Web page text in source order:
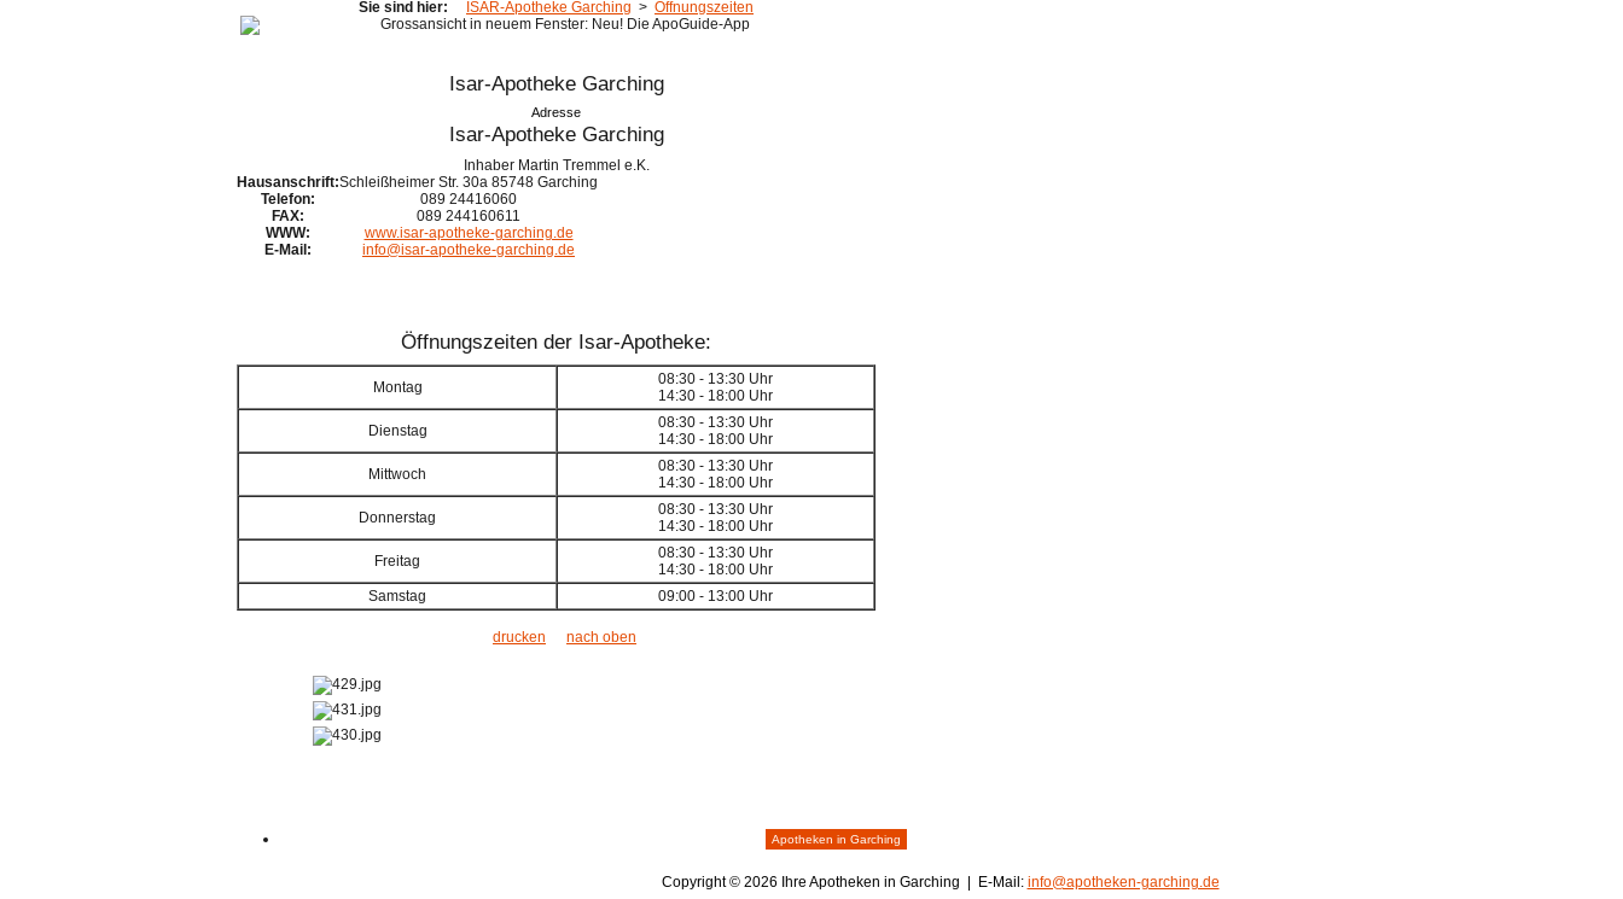
Sie sind hier: ISAR-Apotheke Garching > Öffnungszeiten
Isar-Apotheke Garching
Adresse
Isar-Apotheke Garching
Inhaber Martin Tremmel e.K.
Hausanschrift:Schleißheimer Str. 30a 85748 Garching
Telefon:
089 24416060
FAX:
089 244160611
WWW:
www.isar-apotheke-garching.de
E-Mail:
info@isar-apotheke-garching.de
Öffnungszeiten der Isar-Apotheke:
Montag
08:30 - 13:30 Uhr
14:30 - 18:00 Uhr
Dienstag
08:30 - 13:30 Uhr
14:30 - 18:00 Uhr
Mittwoch
08:30 - 13:30 Uhr
14:30 - 18:00 Uhr
Donnerstag
08:30 - 13:30 Uhr
14:30 - 18:00 Uhr
Freitag
08:30 - 13:30 Uhr
14:30 - 18:00 Uhr
Samstag
09:00 - 13:00 Uhr
drucken nach oben
Apotheken in Garching
Copyright © 2026 Ihre Apotheken in Garching | E-Mail: info@apotheken-garching.de